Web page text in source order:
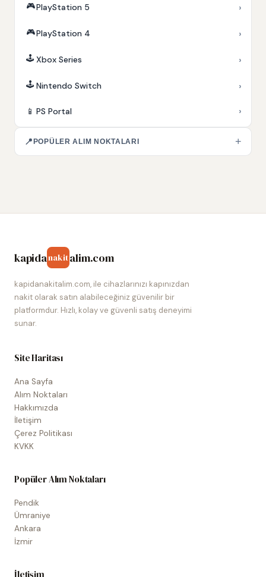
🎮PlayStation 5 ›
🎮PlayStation 4 ›
🕹️ Xbox Series ›
🕹️ Nintendo Switch ›
📱 PS Portal ›
📍 POPÜLER ALIM NOKTALARI +
kapidanakitalim.com
kapidanakitalim.com, ile cihazlarınızı kapınızdan
nakit olarak satın alabileceğiniz güvenilir bir
platformdur. Hızlı, kolay ve güvenli satış deneyimi
sunar.
Site Haritası
Ana Sayfa
Alım Noktaları
Hakkımızda
İletişim
Çerez Politikası
KVKK
Popüler Alım Noktaları
Pendik
Ümraniye
Ankara
İzmir
İletişim